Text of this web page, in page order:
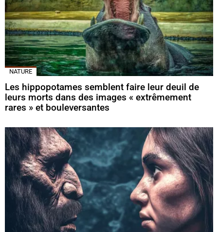
NATURE
Les hippopotames semblent faire leur deuil de
leurs morts dans des images « extrêmement
rares » et bouleversantes